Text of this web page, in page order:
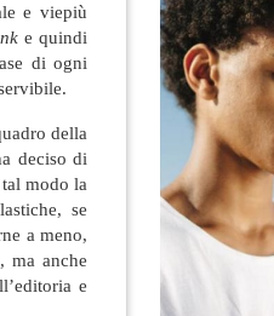
e viepiù
e quindi
di ogni
della
deciso di
modo la
se
a meno,
ma anche
e